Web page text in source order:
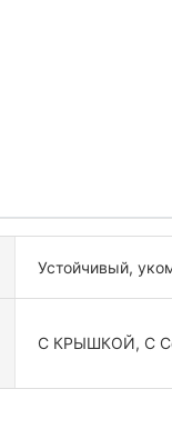
Устойчивый,
С КРЫШКОЙ, С